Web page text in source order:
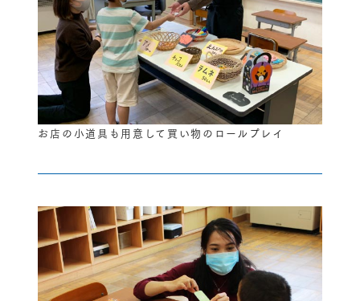
お店の小道具も用意して買い物のロールプレイ